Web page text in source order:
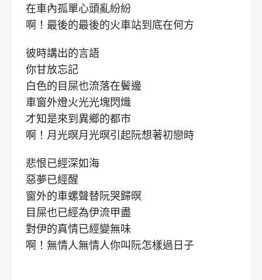
在車內孤單心頭亂紛紛
啊！最後的最後的火車站到底在何方
彼時講出的言語
你甘放忘記
白色的目屎也流落在鬢邊
車窗外燈火光光塊閃熾
才知是來到異鄉的都市
啊！月光暝月光暝引起阮想著初戀時
悲恨已經深如海
惡夢已經醒
窗外的車螺聲替阮哭歸暝
目屎也已經為伊流甲盡
對伊的真情已經變無味
啊！無情人無情人你叫阮怎樣過日子